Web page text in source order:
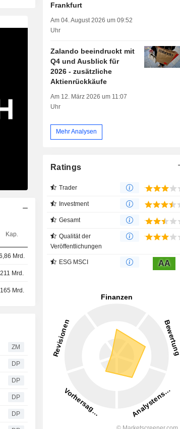
Kap.
Mrd.
211 Mrd.
165 Mrd.
ZM
DP
DP
DP
DP
Frankfurt
Am 04. August 2026 um 09:52
Uhr
Zalando beeindruckt mit
Q4 und Ausblick für
2026 - zusätzliche
Aktienrückkäufe
Am 12. März 2026 um 11:07
Uhr
Mehr Analysen
Ratings
Trader
Investment
Gesamt
Qualität der
Veröffentlichungen
ESG MSCI AA